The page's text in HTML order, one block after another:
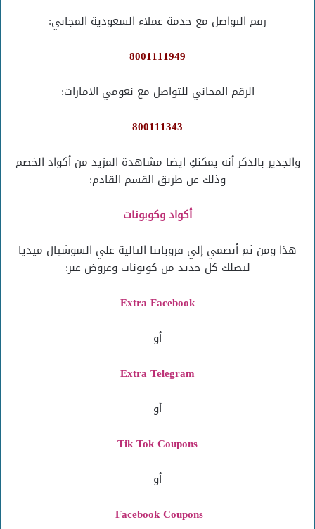
رقم التواصل مع خدمة عملاء السعودية المجاني:
8001111949
الرقم المجاني للتواصل مع نعومي الامارات:
800111343
والجدير بالذكر أنه يمكنكِ ايضا مشاهدة المزيد من أكواد الخصم
وذلك عن طريق القسم القادم:
أكواد وكوبونات
هذا ومن ثم أنضمي إلي قروباتنا التالية علي السوشيال ميديا
ليصلك كل جديد من كوبونات وعروض عبر:
Extra Facebook
أو
Extra Telegram
أو
Tik Tok Coupons
أو
Facebook Coupons